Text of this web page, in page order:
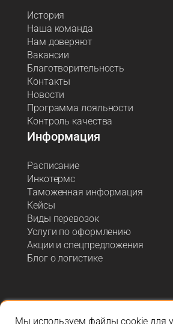
История
Наша команда
Нам доверяют
Вакансии
Благотворительность
Контакты
Новости
Программа лояльности
Контроль качества
Информация
Расписание
Инкотермс
Таможенная информация
Кейсы
Виды перевозок
Услуги по оформлению
Акции и спецпредложения
Блог о логистике
Мы используем файлы cookie для